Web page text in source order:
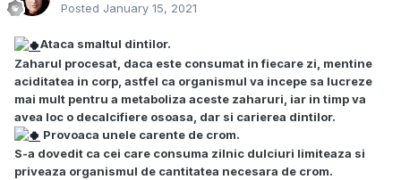
Posted January 15, 2021
Ataca smaltul dintilor.
Zaharul procesat, daca este consumat in fiecare zi, mentine
aciditatea in corp, astfel ca organismul va incepe sa lucreze
mai mult pentru a metaboliza aceste zaharuri, iar in timp va
avea loc o decalcifiere osoasa, dar si carierea dintilor.
Provoaca unele carente de crom.
S-a dovedit ca cei care consuma zilnic dulciuri limiteaza si
priveaza organismul de cantitatea necesara de crom.